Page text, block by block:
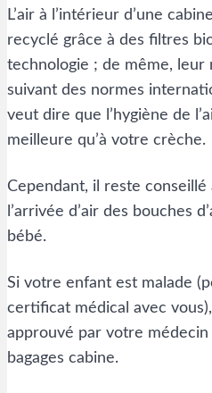
L’air à l’intérieur d’une
recyclé grâce à des filtres
technologie ; de même, leur
suivant des normes
veut dire que l’hygiène de
meilleure qu’à votre crèche.
Cependant, il reste
l’arrivée d’air des bouches
bébé.
Si votre enfant est malade
certificat médical avec
approuvé par votre
bagages cabine.